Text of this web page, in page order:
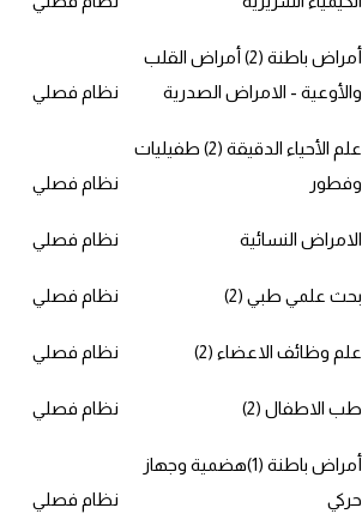
أمراض باطنة (2) أمراض القلب
والأوعية - الامراض الصدرية
نظام فصلي
علم الأحياء الدقيقة (2) طفيليات
وفطور
نظام فصلي
الامراض النسائية نظام فصلي
بحث علمي طبي (2) نظام فصلي
علم وظائف الاعضاء (2) نظام فصلي
طب الاطفال (2) نظام فصلي
أمراض باطنة (1)هضمية وجهاز
حركي
نظام فصلي